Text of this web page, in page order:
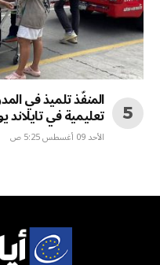
المنفّذ تلميذ في
تعليمية في
الأحد 09 أغسطس 5:25 ص